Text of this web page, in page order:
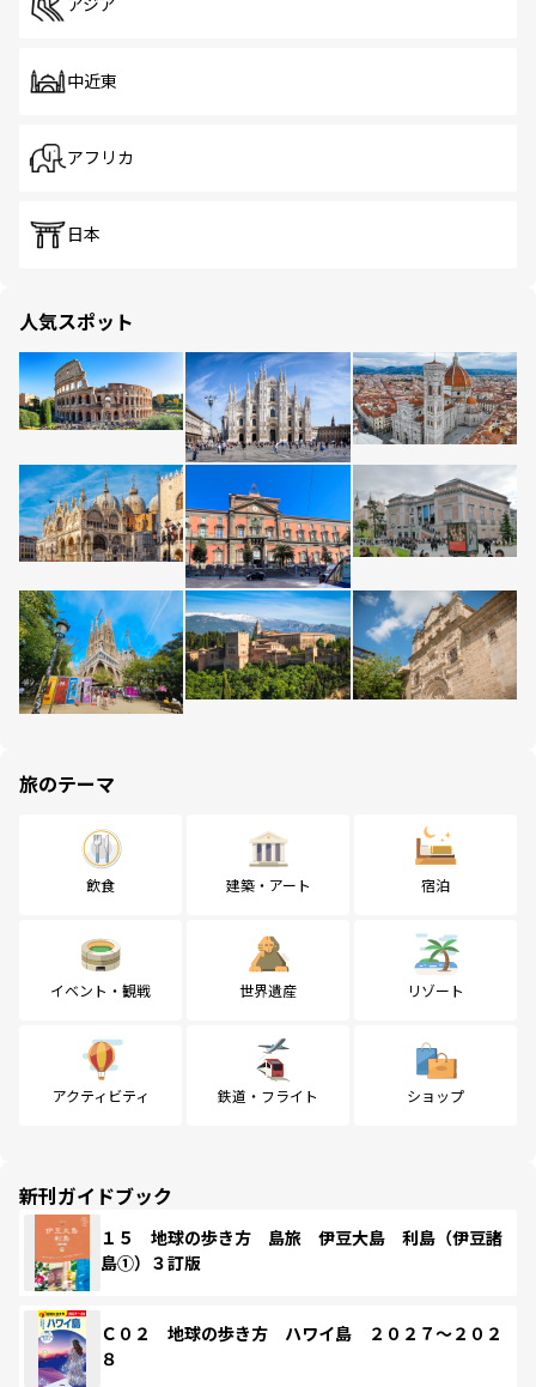
アジア
中近東
アフリカ
日本
人気スポット
旅のテーマ
飲食 建築・アート 宿泊
イベント・観戦 世界遺産 リゾート
アクティビティ 鉄道・フライト ショップ
新刊ガイドブック
１５ 地球の歩き方 島旅 伊豆大島 利島（伊豆諸
島①）３訂版
Ｃ０２ 地球の歩き方 ハワイ島 ２０２７～２０２
８